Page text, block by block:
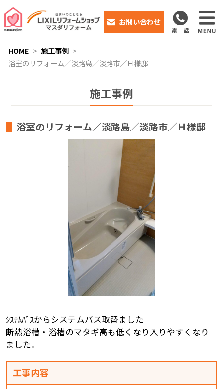
お問い合わせ
HOME
施工事例
浴室のリフォーム／淡路島／淡路市／Ｈ様邸
施工事例
浴室のリフォーム／淡路島／淡路市／Ｈ様邸
ｼｽﾃﾑﾊﾞｽからシステムバス取替ました
断熱浴槽・浴槽のマタギ高も低くなり入りやすくなり
ました。
工事内容